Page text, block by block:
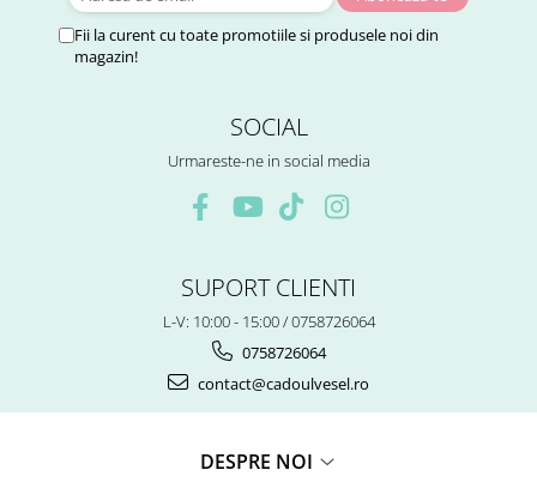
Fii la curent cu toate promotiile si produsele noi din
magazin!
SOCIAL
Urmareste-ne in social media
SUPORT CLIENTI
L-V: 10:00 - 15:00 / 0758726064
0758726064
contact@cadoulvesel.ro
DESPRE NOI